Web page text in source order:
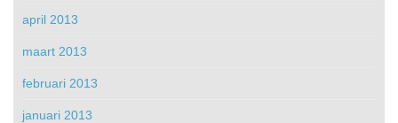
april 2013
maart 2013
februari 2013
januari 2013